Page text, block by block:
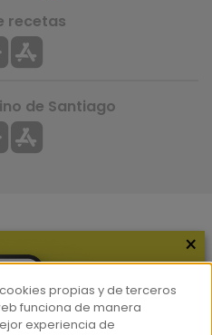
recetas
de Santiago
×
propias y de terceros
funciona de manera
experiencia de